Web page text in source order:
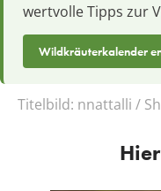
wertvolle Tipps zur
Wildkräuterkalender
Titelbild: nnattalli /